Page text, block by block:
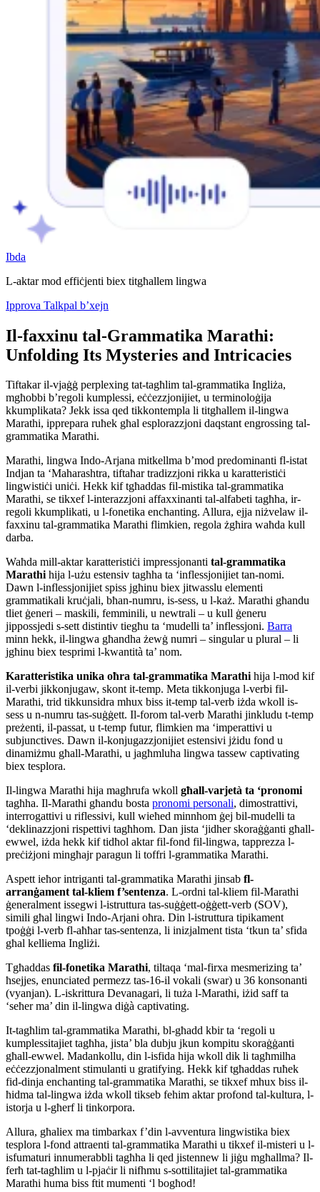
Ibda
L-aktar mod effiċjenti biex titgħallem lingwa
Ipprova Talkpal b’xejn
Il-faxxinu tal-Grammatika Marathi:
Unfolding Its Mysteries and Intricacies
Tiftakar il-vjaġġ perplexing tat-tagħlim tal-grammatika Ingliża,
mgħobbi b’regoli kumplessi, eċċezzjonijiet, u terminoloġija
kkumplikata? Jekk issa qed tikkontempla li titgħallem il-lingwa
Marathi, ipprepara ruħek għal esplorazzjoni daqstant engrossing tal-
grammatika Marathi.
Marathi, lingwa Indo-Arjana mitkellma b’mod predominanti fl-istat
Indjan ta ‘Maharashtra, tiftaħar tradizzjoni rikka u karatteristiċi
lingwistiċi uniċi. Hekk kif tgħaddas fil-mistika tal-grammatika
Marathi, se tikxef l-interazzjoni affaxxinanti tal-alfabeti tagħha, ir-
regoli kkumplikati, u l-fonetika enchanting. Allura, ejja niżvelaw il-
faxxinu tal-grammatika Marathi flimkien, regola żgħira waħda kull
darba.
Waħda mill-aktar karatteristiċi impressjonanti tal-grammatika
Marathihija l-użu estensiv tagħha ta ‘inflessjonijiet tan-nomi.
Dawn l-inflessjonijiet spiss jgħinu biex jitwasslu elementi
grammatikali kruċjali, bħan-numru, is-sess, u l-każ. Marathi għandu
tliet ġeneri – maskili, femminili, u newtrali – u kull ġeneru
jippossjedi s-sett distintiv tiegħu ta ‘mudelli ta’ inflessjoni. Barra
minn hekk, il-lingwa għandha żewġ numri – singular u plural – li
jgħinu biex tesprimi l-kwantità ta’ nom.
Karatteristika unika oħra tal-grammatika Marathihija l-mod kif
il-verbi jikkonjugaw, skont it-temp. Meta tikkonjuga l-verbi fil-
Marathi, trid tikkunsidra mhux biss it-temp tal-verb iżda wkoll is-
sess u n-numru tas-suġġett. Il-forom tal-verb Marathi jinkludu t-temp
preżenti, il-passat, u t-temp futur, flimkien ma ‘imperattivi u
subjunctives. Dawn il-konjugazzjonijiet estensivi jżidu fond u
dinamiżmu għall-Marathi, u jagħmluha lingwa tassew captivating
biex tesplora.
Il-lingwa Marathi hija magħrufa wkoll għall-varjetà ta ‘pronomi
tagħha. Il-Marathi għandu bosta pronomi personali, dimostrattivi,
interrogattivi u riflessivi, kull wieħed minnhom ġej bil-mudelli ta
‘deklinazzjoni rispettivi tagħhom. Dan jista ‘jidher skoraġġanti għall-
ewwel, iżda hekk kif tidħol aktar fil-fond fil-lingwa, tapprezza l-
preċiżjoni mingħajr paragun li toffri l-grammatika Marathi.
Aspett ieħor intriganti tal-grammatika Marathi jinsab fl-
arranġament tal-kliem f’sentenza. L-ordni tal-kliem fil-Marathi
ġeneralment issegwi l-istruttura tas-suġġett-oġġett-verb (SOV),
simili għal lingwi Indo-Arjani oħra. Din l-istruttura tipikament
tpoġġi l-verb fl-aħħar tas-sentenza, li inizjalment tista ‘tkun ta’ sfida
għal kelliema Ingliżi.
Tgħaddas fil-fonetika Marathi, tiltaqa ‘mal-firxa mesmerizing ta’
ħsejjes, enunciated permezz tas-16-il vokali (swar) u 36 konsonanti
(vyanjan). L-iskrittura Devanagari, li tuża l-Marathi, iżid saff ta
‘seħer ma’ din il-lingwa diġà captivating.
It-tagħlim tal-grammatika Marathi, bl-għadd kbir ta ‘regoli u
kumplessitajiet tagħha, jista’ bla dubju jkun kompitu skoraġġanti
għall-ewwel. Madankollu, din l-isfida hija wkoll dik li tagħmilha
eċċezzjonalment stimulanti u gratifying. Hekk kif tgħaddas ruħek
fid-dinja enchanting tal-grammatika Marathi, se tikxef mhux biss il-
ħidma tal-lingwa iżda wkoll tikseb fehim aktar profond tal-kultura, l-
istorja u l-għerf li tinkorpora.
Allura, għaliex ma timbarkax f’din l-avventura lingwistika biex
tesplora l-fond attraenti tal-grammatika Marathi u tikxef il-misteri u l-
isfumaturi innumerabbli tagħha li qed jistennew li jiġu mgħallma? Il-
ferħ tat-tagħlim u l-pjaċir li nifhmu s-sottilitajiet tal-grammatika
Marathi huma biss ftit mumenti ‘l bogħod!